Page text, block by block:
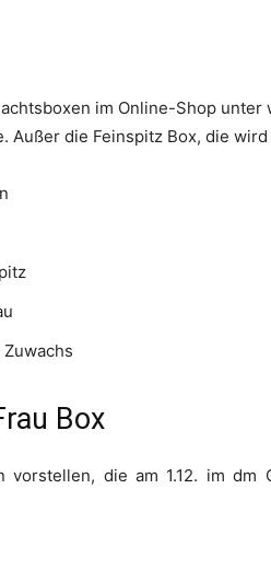
im Online-Shop
die Feinspitz Box, die
Box
die am 1.12. im